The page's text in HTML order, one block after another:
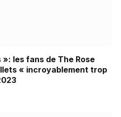
les fans de The Rose
« incroyablement trop